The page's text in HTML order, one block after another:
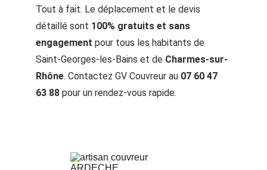
Tout à fait. Le déplacement et le devis
détaillé sont 100% gratuits et sans
engagement pour tous les habitants de
Saint-Georges-les-Bains et de Charmes-sur-
Rhône. Contactez GV Couvreur au 07 60 47
63 88 pour un rendez-vous rapide.